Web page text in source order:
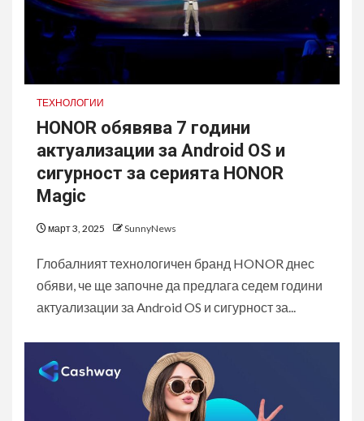
ТЕХНОЛОГИИ
HONOR обявява 7 години
актуализации за Android OS и
сигурност за серията HONOR
Magic
март 3, 2025 SunnyNews
Глобалният технологичен бранд HONOR днес
обяви, че ще започне да предлага седем години
актуализации за Android OS и сигурност за...